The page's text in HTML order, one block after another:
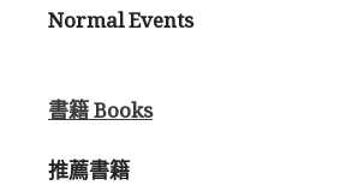
Normal Events
書籍 Books
推薦書籍